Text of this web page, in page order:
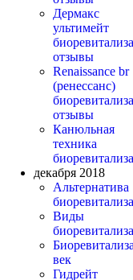
Дермакс
ультимейт
отзывы
Renaissance br
(ренессанс)
отзывы
Канюльная
техника
декабря 2018
Альтернатива
Виды
век
Гидрейт